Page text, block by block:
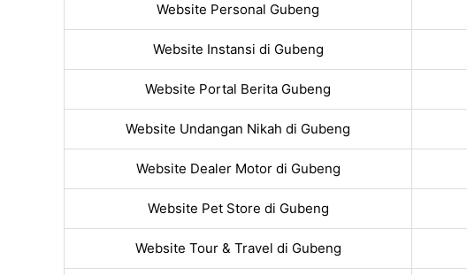
Website Personal Gubeng
Website Instansi di Gubeng
Website Portal Berita Gubeng
Website Undangan Nikah di Gubeng
Website Dealer Motor di Gubeng
Website Pet Store di Gubeng
Website Tour & Travel di Gubeng